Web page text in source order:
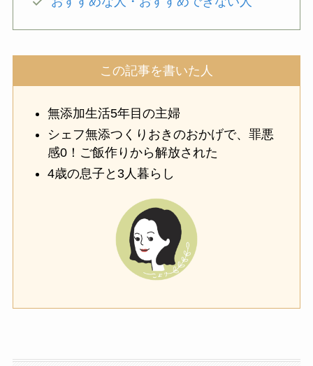
この記事を書いた人
無添加生活5年目の主婦
シェフ無添つくりおきのおかげで、罪悪
感0！ご飯作りから解放された
4歳の息子と3人暮らし